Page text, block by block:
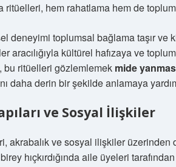
ritüelleri, hem rahatlama hem de
deneyimi toplumsal bağlama taşır
aracılığıyla kültürel hafızaya ve
bu ritüelleri gözlemlemek mide
daha derin bir şekilde anlamaya
ve Sosyal İlişkiler
akrabalık ve sosyal ilişkiler üzerinden
hıçkırdığında aile üyeleri